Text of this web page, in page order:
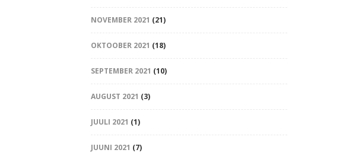
NOVEMBER 2021 (21)
OKTOOBER 2021 (18)
SEPTEMBER 2021 (10)
AUGUST 2021 (3)
JUULI 2021 (1)
JUUNI 2021 (7)